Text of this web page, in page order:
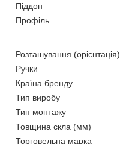
Піддон
Профіль
Розташування (орієнтація)
Ручки
Країна бренду
Тип виробу
Тип монтажу
Товщина скла (мм)
Торговельна марка